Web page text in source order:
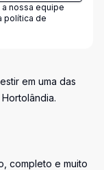
nossa equipe
política de
em uma das
completo e muito